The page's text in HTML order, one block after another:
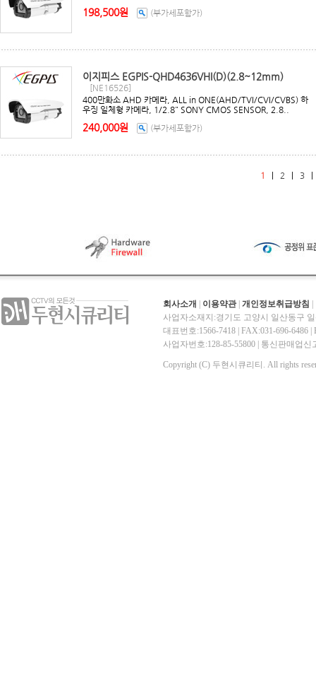
198,500원 (부가세포함가)
이지피스 EGPIS-QHD4636VHI(D)(2.8~12mm)
[NE16526]
400만화소 AHD 카메라, ALL in ONE(AHD/TVI/CVI/CVBS) 하
우징 일체형 카메라, 1/2.8" SONY CMOS SENSOR, 2.8..
240,000원 (부가세포함가)
1 | 2 | 3
회사소개 이용약관| 개인정보취급방침
사업자소재지:경기도 고양시 일산동구
대표번호:1566-7418 | FAX:031-696-6486 |
사업자번호:128-85-55800 | 통신판매업
Copyright (C) 두현시큐리티. All rights